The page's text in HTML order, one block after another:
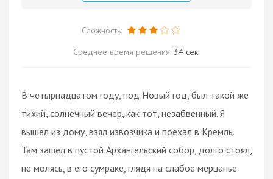
Сложность:
Среднее время решения: 34 сек.
В четырнадцатом году, под Новый год, был такой же
тихий, солнечный вечер, как тот, незабвенный. Я
вышел из дому, взял извозчика и поехал в Кремль.
Там зашел в пустой Архангельский собор, долго стоял,
не молясь, в его сумраке, глядя на слабое мерцанье